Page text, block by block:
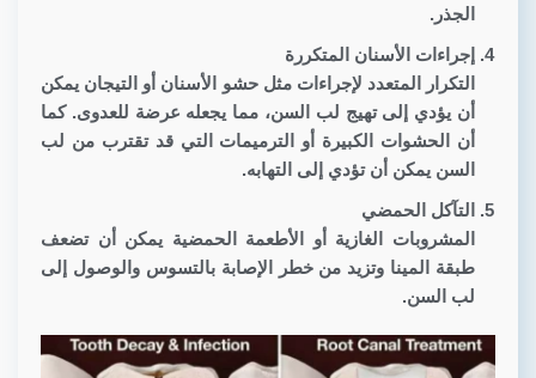
الجذر.
جراءات الأسنان المتكررة
التكرار المتعدد لإجراءات مثل حشو الأسنان أو التيجان يمكن
أن يؤدي إلى تهيج لب السن، مما يجعله عرضة للعدوى. كما
أن الحشوات الكبيرة أو الترميمات التي قد تقترب من لب
السن يمكن أن تؤدي إلى التهابه.
التآكل الحمضي
المشروبات الغازية أو الأطعمة الحمضية يمكن أن تضعف
طبقة المينا وتزيد من خطر الإصابة بالتسوس والوصول إلى
لب السن.